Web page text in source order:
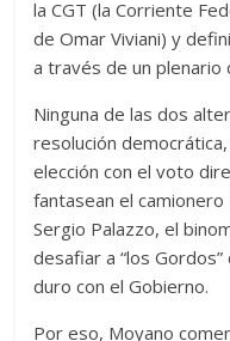
la CGT (la Corriente
de Omar Viviani) y
a través de un
Ninguna de las dos
resolución
elección con el voto
fantasean el
Sergio Palazzo, el
desafiar a “los
duro con el Gobierno.
Por eso, Moyano